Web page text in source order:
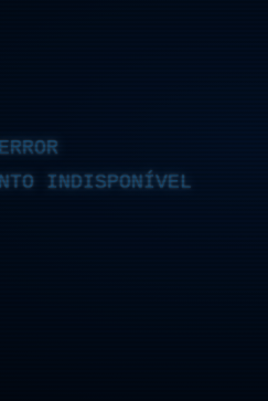
INDISPONÍVEL